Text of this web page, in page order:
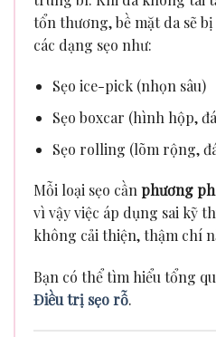
tổn thương, bề mặt da sẽ
các dạng sẹo như:
Sẹo ice-pick (nhọn sâu)
Sẹo boxcar (hình hộp,
Sẹo rolling (lõm rộng,
Mỗi loại sẹo cầnphương
vì vậy việc áp dụng sai kỹ
không cải thiện, thậm chí
Bạn có thể tìm hiểu tổng
Điều trị sẹo rỗ.